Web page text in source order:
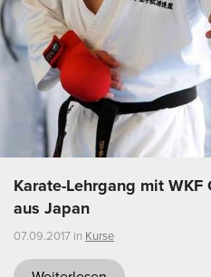
Karate-Lehrgang mit
aus Japan
07.09.2017 in Kurse